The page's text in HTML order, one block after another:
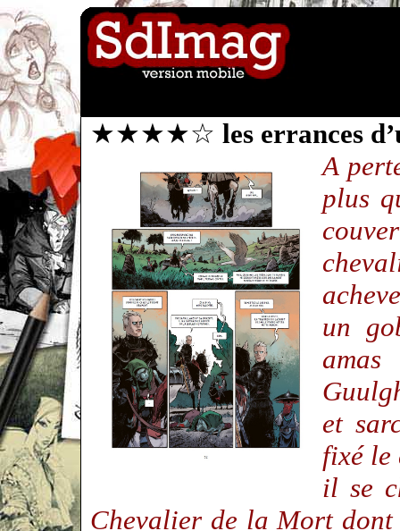
★★★★☆ les errances
A
plus
un
et
fixé le
il se
Chevalier de la Mort dont